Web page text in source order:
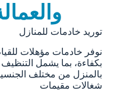
توريد خادمات للمنازل
نوفر خادمات مؤهلات
بكفاءة، بما يشمل التنظيف
بالمنزل من مختلف
شغالات مقيمات